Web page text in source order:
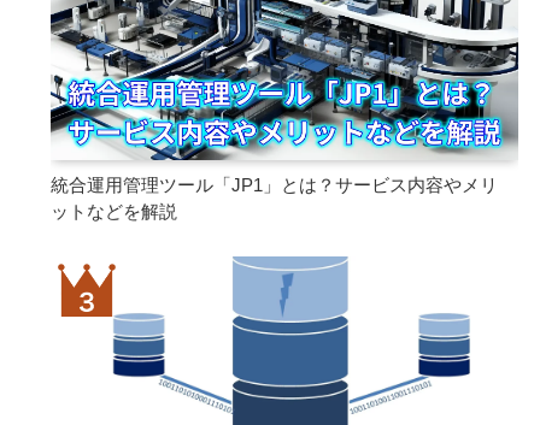
統合運用管理ツール「JP1」とは？サービス内容やメリ
ットなどを解説